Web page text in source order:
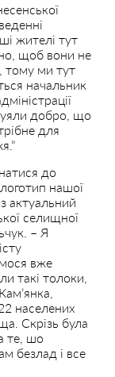
жителі тут
щоб вони не
тому ми тут
начальник
добро, що
для
до
нашої
актуальний
селищної
– Я
вже
такі толоки,
населених
Скрізь була
те, шо
безлад і все